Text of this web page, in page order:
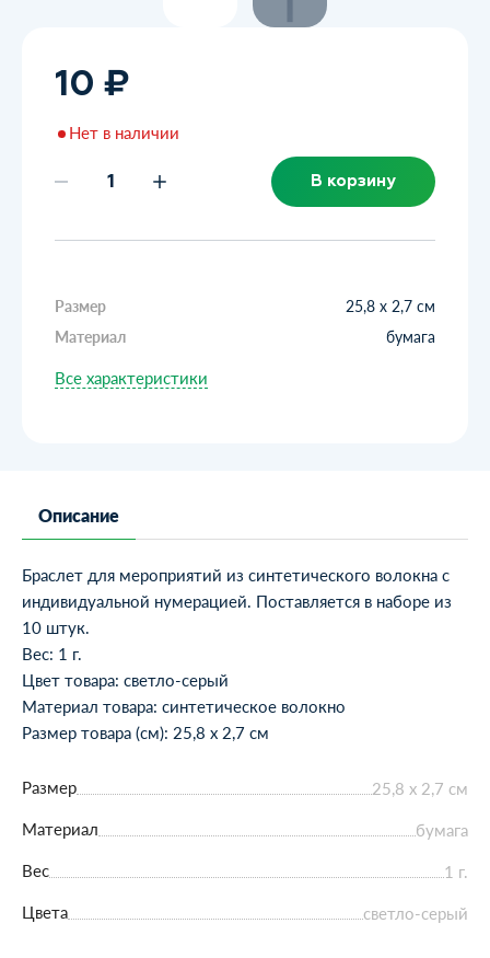
10 ₽
Нет в наличии
В корзину
Размер
25,8 х 2,7 см
Материал
бумага
Все характеристики
Описание
Браслет для мероприятий из синтетического волокна с
индивидуальной нумерацией. Поставляется в наборе из
10 штук.
Вес: 1 г.
Цвет товара: светло-серый
Материал товара: cинтетическое волокно
Размер товара (см): 25,8 х 2,7 см
Размер
25,8 х 2,7 см
Материал
бумага
Вес
1 г.
Цвета
светло-серый